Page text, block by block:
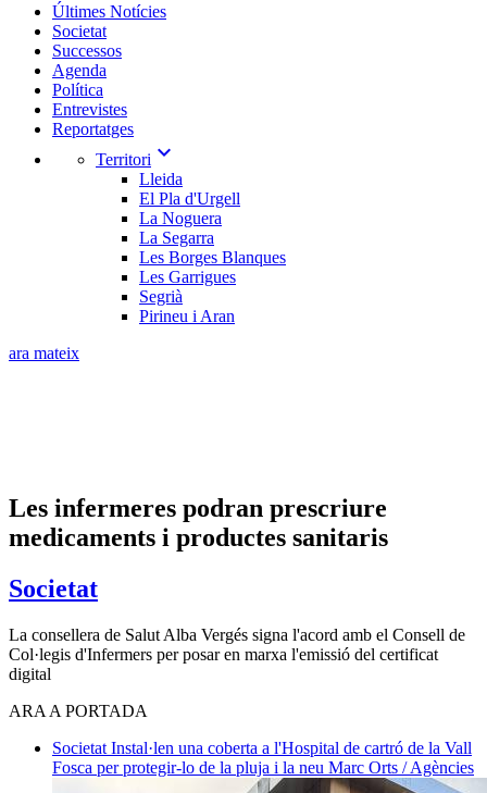
Últimes Notícies
Societat
Successos
Agenda
Política
Entrevistes
Reportatges
Territori expand_more
Lleida
El Pla d'Urgell
La Noguera
La Segarra
Les Borges Blanques
Les Garrigues
Segrià
Pirineu i Aran
ara mateix
Les infermeres podran prescriure
medicaments i productes sanitaris
Societat
La consellera de Salut Alba Vergés signa l'acord amb el Consell de
Col·legis d'Infermers per posar en marxa l'emissió del certificat
digital
ARA A PORTADA
Societat Instal·len una coberta a l'Hospital de cartró de la Vall
Fosca per protegir-lo de la pluja i la neu Marc Orts / Agències